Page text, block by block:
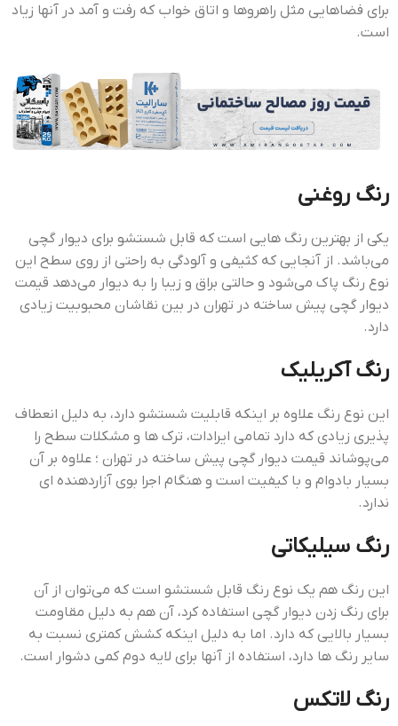
برای فضاهایی مثل راهروها و اتاق خواب که رفت و آمد در آنها زیاد
است.
رنگ روغنی
یکی از بهترین رنگ هایی است که قابل شستشو برای دیوار گچی
می‌باشد. از آنجایی که کثیفی و آلودگی به راحتی از روی سطح این
نوع رنگ پاک می‌شود و حالتی براق و زیبا را به دیوار می‌دهد قيمت
ديوار گچي پيش ساخته در تهران در بین نقاشان محبوبیت زیادی
دارد.
رنگ آکریلیک
این نوع رنگ علاوه بر اینکه قابلیت شستشو دارد، به دلیل انعطاف
پذیری زیادی که دارد تمامی ایرادات، ترک ها و مشکلات سطح را
می‌پوشاند قيمت ديوار گچي پيش ساخته در تهران ؛ علاوه بر آن
بسیار بادوام و با کیفیت است و هنگام اجرا بوی آزاردهنده ای
ندارد.
رنگ سیلیکاتی
این رنگ هم یک نوع رنگ قابل شستشو است که می‌توان از آن
برای رنگ زدن دیوار گچی استفاده کرد، آن هم به دلیل مقاومت
بسیار بالایی که دارد. اما به دلیل اینکه کشش کمتری نسبت به
سایر رنگ ها دارد، استفاده از آنها برای لایه دوم کمی دشوار است.
رنگ لاتکس